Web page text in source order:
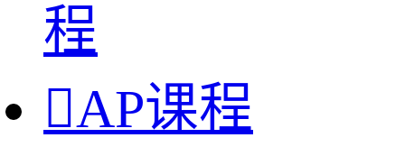
程
AP课程